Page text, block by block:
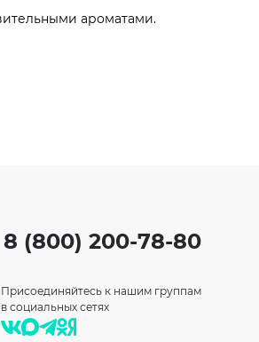
ароматами.
8 (800) 200-78-80
Присоединяйтесь к нашим группам
в социальных сетях